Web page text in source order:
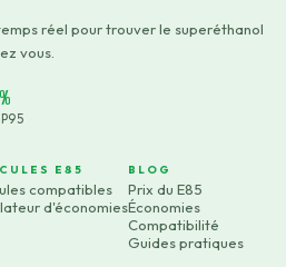
réel pour trouver le superéthanol
vous.
E85
compatibles
d'économies
BLOG
Prix du E85
Économies
Compatibilité
Guides pratiques